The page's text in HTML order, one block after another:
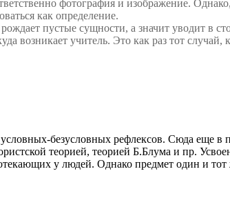
фотография и изображение.
как определение.
пустые сущности, а значит уводит в
возникает учитель. Это как раз тот случай,
безусловных рефлексов. Сюда еще
теорией, теорией Б.Блума и пр.
у людей. Однако предмет один и